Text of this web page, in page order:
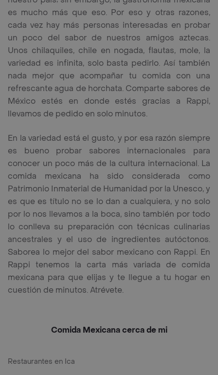
es mucho más que eso. Por eso y otras razones,
cada vez hay más personas interesadas en probar
un poco del sabor de nuestros amigos aztecas.
Unos chilaquiles, chile en nogada, flautas, mole, la
variedad es infinita, solo basta pedirlo. Así también
nada mejor que acompañar tu comida con una
refrescante agua de horchata. Comparte sabores de
México estés en donde estés gracias a Rappi,
llevamos de pedido en solo minutos.
En la variedad está el gusto, y por esa razón siempre
es bueno probar sabores internacionales para
conocer un poco más de la cultura internacional. La
comida mexicana ha sido considerada como
Patrimonio Inmaterial de Humanidad por la Unesco, y
es que es título no se lo dan a cualquiera, y no solo
por lo nos llevamos a la boca, sino también por todo
lo conlleva su preparación con técnicas culinarias
ancestrales y el uso de ingredientes autóctonos.
Saborea lo mejor del sabor mexicano con Rappi. En
Rappi tenemos la carta más variada de comida
mexicana para que elijas y te llegue a tu hogar en
cuestión de minutos. Atrévete.
Comida Mexicana cerca de mi
Restaurantes en Ica